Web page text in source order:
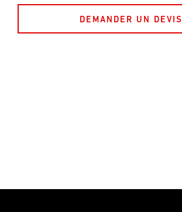
DEMANDER UN DEVIS